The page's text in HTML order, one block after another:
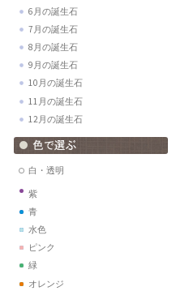
6月の誕生石
7月の誕生石
8月の誕生石
9月の誕生石
10月の誕生石
11月の誕生石
12月の誕生石
白・透明
紫
青
水色
ピンク
緑
オレンジ